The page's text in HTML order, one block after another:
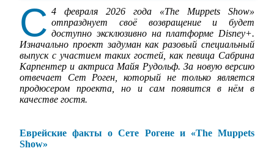
С 4 февраля 2026 года «The Muppets Show»
отпразднует своё возвращение и будет
доступно эксклюзивно на платформе Disney+.
Изначально проект задуман как разовый специальный
выпуск с участием таких гостей, как певица Сабрина
Карпентер и актриса Майя Рудольф. За новую версию
отвечает Сет Роген, который не только является
продюсером проекта, но и сам появится в нём в
качестве гостя.
Еврейские факты о Сете Рогене и «The Muppets
Show»